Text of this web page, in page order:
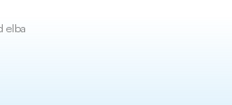
elba